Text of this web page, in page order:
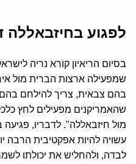
לפגוע בחיזבאללה
בסיום הריאיון קורא נריה
שמפעילה ארצות הברית מול
בהם צבאית, צריך להילחם בהם
שהאמריקנים מפעילים לחץ
מול חיזבאללה". לדבריו, פגיעה
עשויה להיות אפקטיבית הרבה
לבדה, ולהחליש את יכולתו